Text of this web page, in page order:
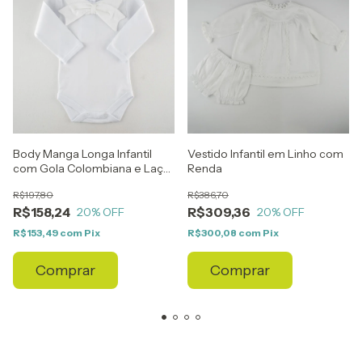
Body Manga Longa Infantil
com Gola Colombiana e Laço
R$158,24
R$197,80
20% OFF
R$153,49 com Pix
Comprar
Vestido Infantil em Linho com
Renda
R$309,36
R$386,70
20% OFF
R$300,08 com Pix
Comprar